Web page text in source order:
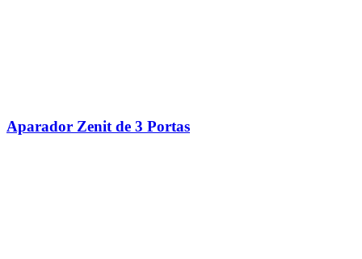
Aparador Zenit de 3 Portas